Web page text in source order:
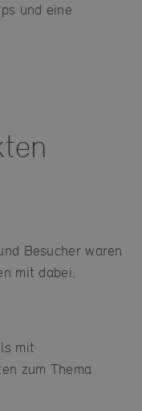
und eine
Besucher waren
mit dabei.
mit
zum Thema